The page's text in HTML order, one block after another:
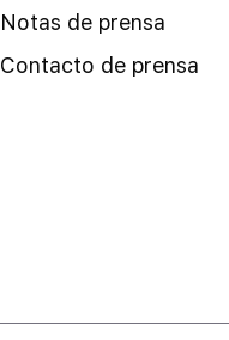
Notas de prensa
Contacto de prensa